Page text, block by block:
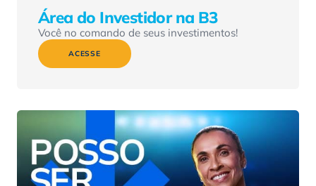
Área do Investidor na B3
Você no comando de seus investimentos!
ACESSE